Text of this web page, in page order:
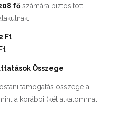
fő számára biztosított
Ft
Összege
támogatás összege a
a korábbi (két alkalommal